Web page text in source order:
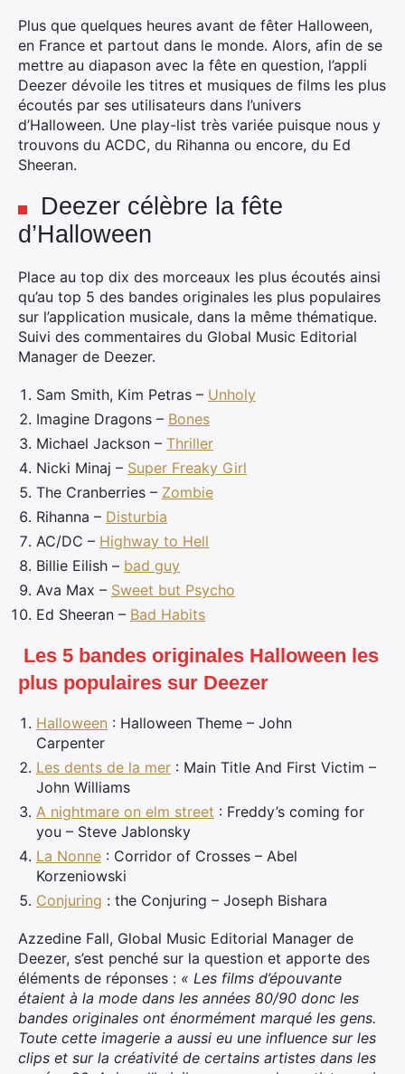
Plus que quelques heures avant de fêter Halloween,
en France et partout dans le monde. Alors, afin de se
mettre au diapason avec la fête en question, l’appli
Deezer dévoile les titres et musiques de films les plus
écoutés par ses utilisateurs dans l’univers
d’Halloween. Une play-list très variée puisque nous y
trouvons du ACDC, du Rihanna ou encore, du Ed
Sheeran.
Deezer célèbre la fête
d’Halloween
Place au top dix des morceaux les plus écoutés ainsi
qu’au top 5 des bandes originales les plus populaires
sur l’application musicale, dans la même thématique.
Suivi des commentaires du Global Music Editorial
Manager de Deezer.
Sam Smith, Kim Petras – Unholy
Imagine Dragons – Bones
Michael Jackson – Thriller
Nicki Minaj – Super Freaky Girl
The Cranberries – Zombie
Rihanna – Disturbia
AC/DC – Highway to Hell
Billie Eilish – bad guy
Ava Max – Sweet but Psycho
Ed Sheeran – Bad Habits
Les 5 bandes originales Halloween les
plus populaires sur Deezer
Halloween : Halloween Theme – John
Carpenter
Les dents de la mer : Main Title And First Victim –
John Williams
A nightmare on elm street : Freddy’s coming for
you – Steve Jablonsky
La Nonne : Corridor of Crosses – Abel
Korzeniowski
Conjuring : the Conjuring – Joseph Bishara
Azzedine Fall, Global Music Editorial Manager de
Deezer, s’est penché sur la question et apporte des
éléments de réponses : « Les films d’épouvante
étaient à la mode dans les années 80/90 donc les
bandes originales ont énormément marqué les gens.
Toute cette imagerie a aussi eu une influence sur les
clips et sur la créativité de certains artistes dans les